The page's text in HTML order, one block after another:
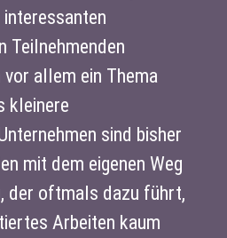
Teilnehmenden
allem ein Thema
kleinere
sind bisher
mit dem eigenen Weg
der oftmals dazu führt,
Arbeiten kaum